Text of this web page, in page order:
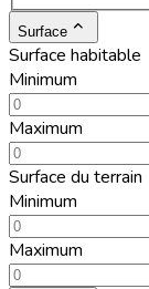
Surface
Surface habitable
Minimum
Maximum
Surface du terrain
Minimum
Maximum